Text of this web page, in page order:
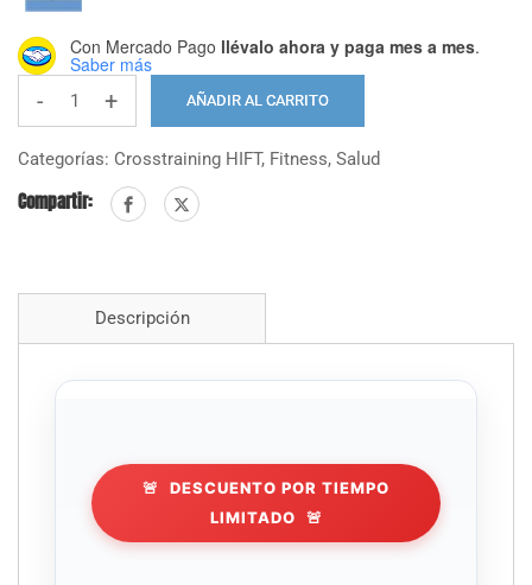
Con Mercado Pago llévalo ahora y paga mes a mes.
Saber más
-
High
-
niños
Adolescentes
cantidad
+ AÑADIR AL CARRITO
Categorías: Crosstraining HIFT, Fitness, Salud
Compartir:
Descripción
🚨
DESCUENTO POR TIEMPO
LIMITADO
🚨